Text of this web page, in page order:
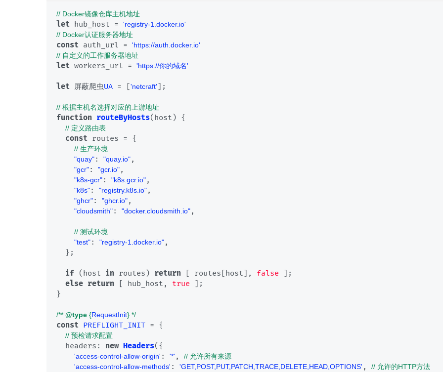
// Docker镜像仓库主机地址
let hub_host = 'registry-1.docker.io'
// Docker认证服务器地址
const auth_url = 'https://auth.docker.io'
// 自定义的工作服务器地址
let workers_url = 'https://你的域名'
let 屏蔽爬虫UA = ['netcraft'];
// 根据主机名选择对应的上游地址
function routeByHosts( host ) {
// 定义路由表
const routes = {
// 生产环境
"quay": "quay.io",
"gcr": "gcr.io",
"k8s-gcr": "k8s.gcr.io",
"k8s": "registry.k8s.io",
"ghcr": "ghcr.io",
"cloudsmith": "docker.cloudsmith.io",
// 测试环境
"test": "registry-1.docker.io",
if (host in routes) return [ routes[host], false ];
else return [ hub_host, true ];
}
/** @type {RequestInit} */
const PREFLIGHT_INIT = {
// 预检请求配置
headers : new Headers({
'access-control-allow-origin' : '*' , // 允许所有来源
'access-control-allow-methods' : 'GET,POST,PUT,PATCH,TRACE,DELETE,HEAD,OPTIONS' , // 允许的HTTP方法